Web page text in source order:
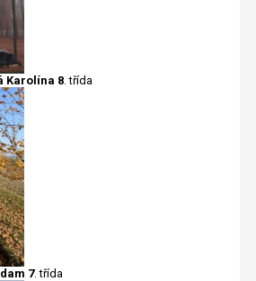
Karolína 8. třída
7. třída